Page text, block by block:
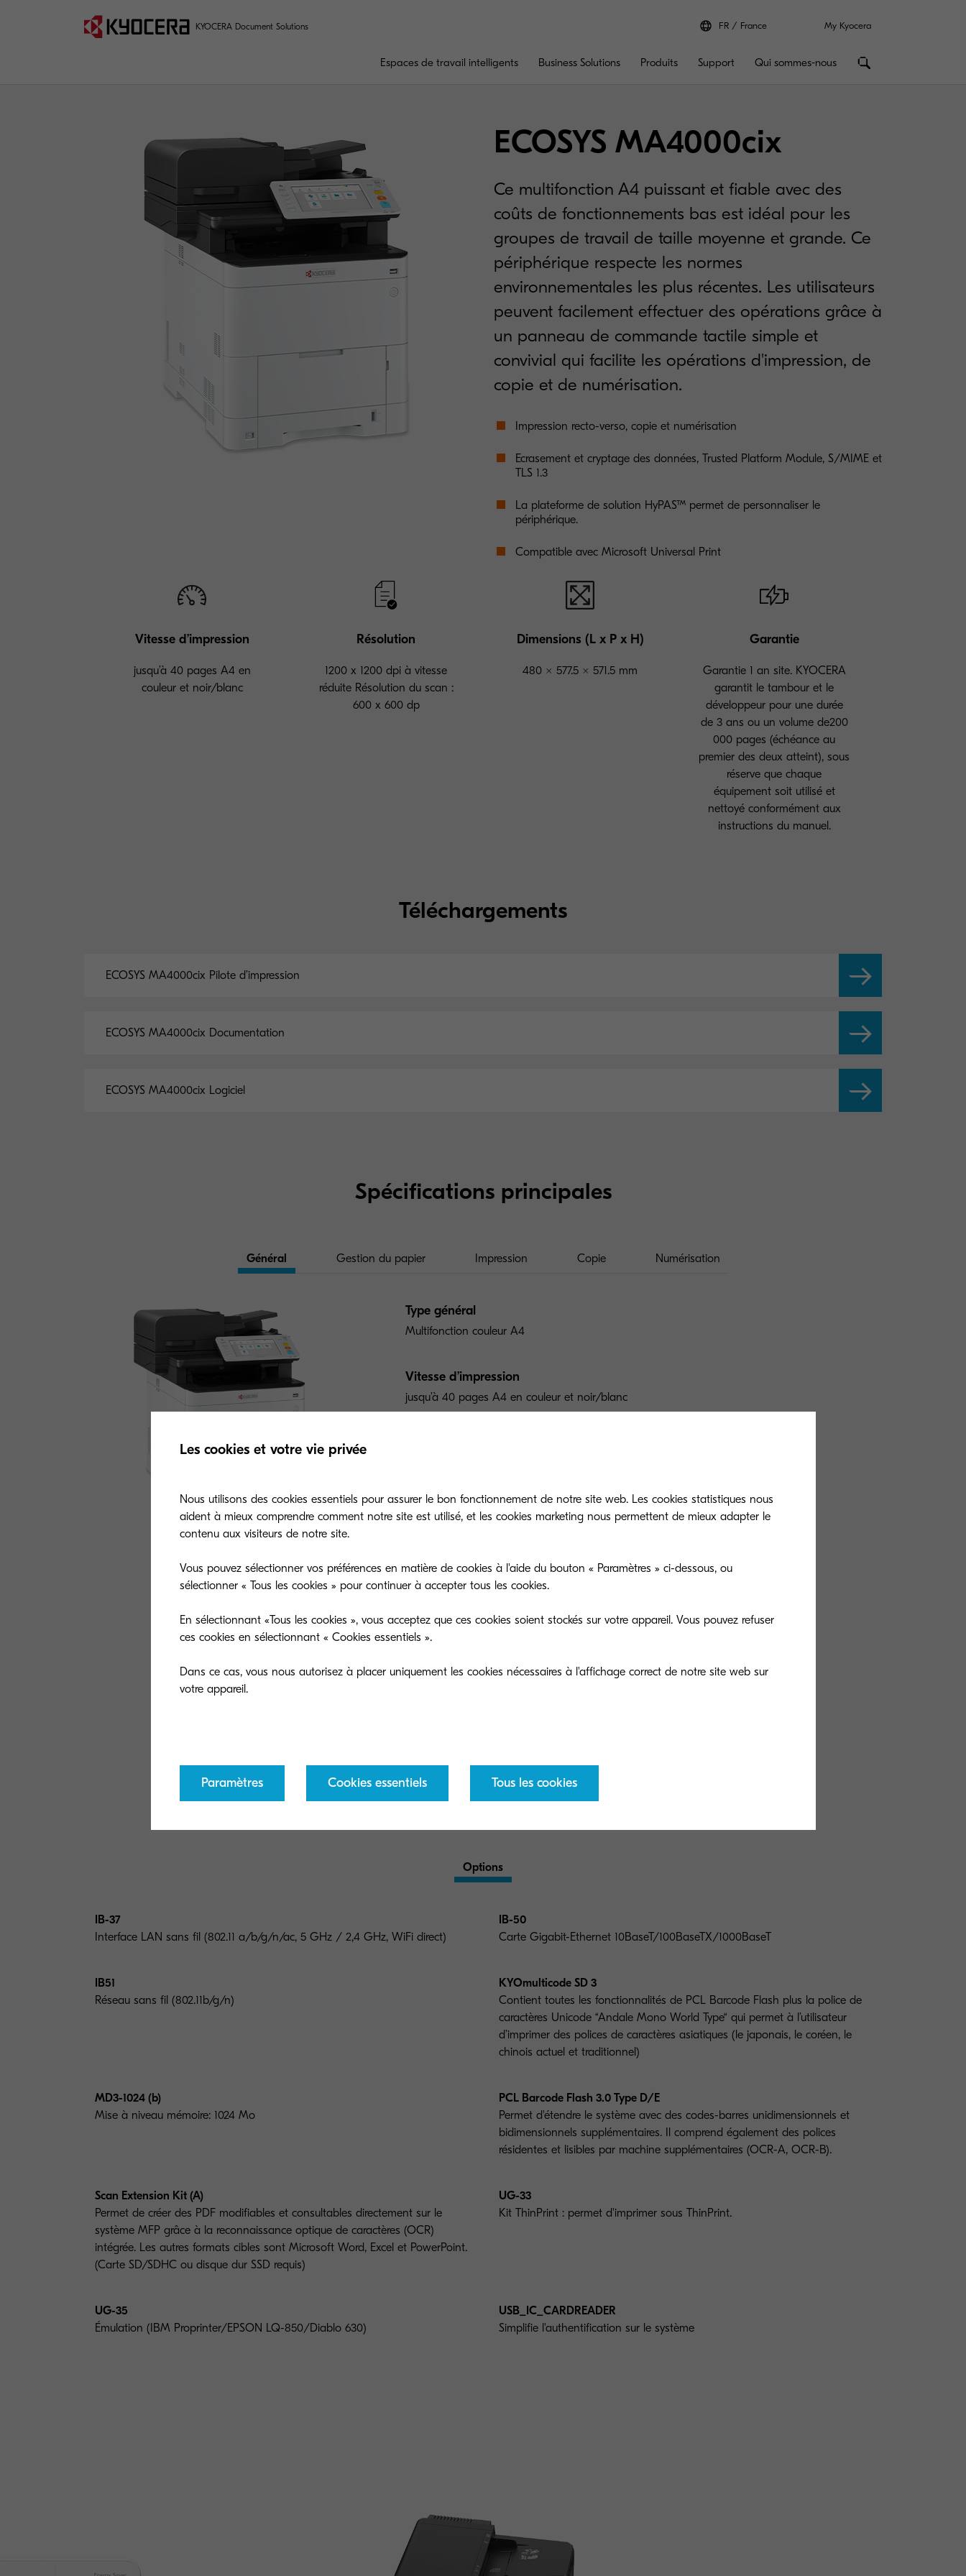
KYOCERA Document Solutions FR France My Kyocera
Espaces de travail intelligents Business Solutions Produits Support Qui sommes-nous
ECOSYS MA4000cix
Ce multifonction A4 puissant et fiable avec des
coûts de fonctionnements bas est idéal pour les
groupes de travail de taille moyenne et grande. Ce
périphérique respecte les normes
environnementales les plus récentes. Les utilisateurs
peuvent facilement effectuer des opérations grâce à
un panneau de commande tactile simple et
convivial qui facilite les opérations d'impression, de
copie et de numérisation.
Impression recto-verso, copie et numérisation
Ecrasement et cryptage des données, Trusted Platform Module, S/MIME et
TLS 1.3
La plateforme de solution HyPAS™ permet de personnaliser le
périphérique.
Compatible avec Microsoft Universal Print
Vitesse d’impression
jusqu’à 40 pages A4 en
couleur et noir/blanc
Résolution
1200 x 1200 dpi à vitesse
réduite Résolution du scan :
600 x 600 dp
Dimensions (L x P x H)
480 × 577.5 × 571.5 mm
Garantie
Garantie 1 an site. KYOCERA
garantit le tambour et le
développeur pour une durée
de 3 ans ou un volume de200
000 pages (échéance au
premier des deux atteint), sous
réserve que chaque
équipement soit utilisé et
nettoyé conformément aux
instructions du manuel.
Téléchargements
ECOSYS MA4000cix Pilote d’impression
ECOSYS MA4000cix Documentation
ECOSYS MA4000cix Logiciel
Spécifications principales
Général Gestion du papier Impression Copie Numérisation
Type général
Multifonction couleur A4
Vitesse d’impression
jusqu’à 40 pages A4 en couleur et noir/blanc
Consommation électrique
Garantie
Garantie 1 an site. KYOCERA garantit le tambour et le développeur pour
une durée de 3 ans ou un volume de200 000 pages (échéance au premier
des deux atteint), sous réserve que chaque équipement soit utilisé et
Options et consommables
Options
IB-37
Interface LAN sans fil (802.11 a/b/g/n/ac, 5 GHz / 2,4 GHz, WiFi direct)
IB-50
Carte Gigabit-Ethernet 10BaseT/100BaseTX/1000BaseT
IB51
Réseau sans fil (802.11b/g/n)
KYOmulticode SD 3
Contient toutes les fonctionnalités de PCL Barcode Flash plus la police de
caractères Unicode “Andale Mono World Type“ qui permet à l’utilisateur
d’imprimer des polices de caractères asiatiques (le japonais, le coréen, le
chinois actuel et traditionnel)
MD3-1024 (b)
Mise à niveau mémoire: 1024 Mo
PCL Barcode Flash 3.0 Type D/E
Permet d'étendre le système avec des codes-barres unidimensionnels et
bidimensionnels supplémentaires. Il comprend également des polices
résidentes et lisibles par machine supplémentaires (OCR-A, OCR-B).
Scan Extension Kit (A)
Permet de créer des PDF modifiables et consultables directement sur le
système MFP grâce à la reconnaissance optique de caractères (OCR)
intégrée. Les autres formats cibles sont Microsoft Word, Excel et PowerPoint.
(Carte SD/SDHC ou disque dur SSD requis)
UG-33
Kit ThinPrint : permet d'imprimer sous ThinPrint.
UG-35
Émulation (IBM Proprinter/EPSON LQ-850/Diablo 630)
USB_IC_CARDREADER
Simplifie l'authentification sur le système
Les cookies et votre vie privée
Nous utilisons des cookies essentiels pour assurer le bon fonctionnement de notre site web. Les cookies statistiques nous
aident à mieux comprendre comment notre site est utilisé, et les cookies marketing nous permettent de mieux adapter le
contenu aux visiteurs de notre site.
Vous pouvez sélectionner vos préférences en matière de cookies à l'aide du bouton « Paramètres » ci-dessous, ou
sélectionner « Tous les cookies » pour continuer à accepter tous les cookies.
En sélectionnant «Tous les cookies », vous acceptez que ces cookies soient stockés sur votre appareil. Vous pouvez refuser
ces cookies en sélectionnant « Cookies essentiels ».
Dans ce cas, vous nous autorisez à placer uniquement les cookies nécessaires à l'affichage correct de notre site web sur
votre appareil.
Paramètres Cookies essentiels Tous les cookies